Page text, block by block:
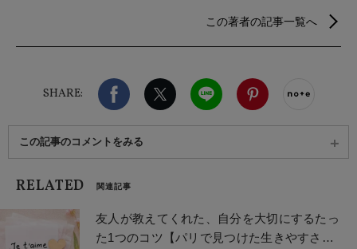
の大切さに目覚める。帰国後PRの世界に入り、世界
沖縄、ときどきパリ。
この著者の記事一覧へ
SHARE:
Facebook X（旧twitter）
LINE
この記事のコメントをみる
RELATED 関連記事
友人が教えてくれた、自分を大切にするたっ
た1つのコツ【パリで見つけた生きやすさの